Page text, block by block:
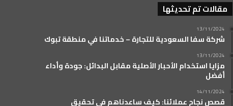
مقالات تم تحديثها
13/11/2024
شركة سفا السعودية للتجارة – خدماتنا في منطقة تبوك
13/11/2024
مزايا استخدام الأحبار الأصلية مقابل البدائل: جودة وأداء
أفضل
14/11/2024
قصص نجاح عملائنا: كيف ساعدناهم في تحقيق